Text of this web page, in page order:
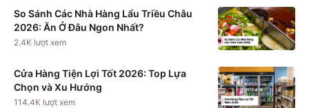
So Sánh Các Nhà Hàng Lẩu Triều Châu
2026: Ăn Ở Đâu Ngon Nhất?
2.4K lượt xem
Cửa Hàng Tiện Lợi Tốt 2026: Top Lựa
Chọn và Xu Hướng
114.4K lượt xem